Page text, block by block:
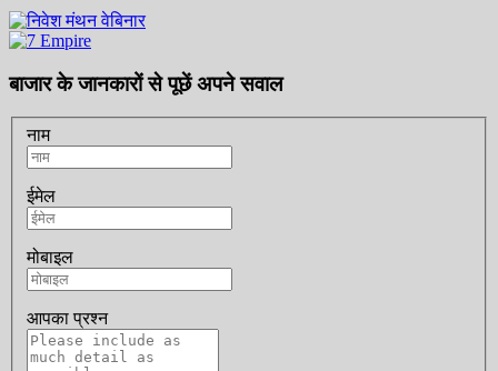
बाजार के जानकारों से पूछें अपने सवाल
नाम
ईमेल
मोबाइल
आपका प्रश्न